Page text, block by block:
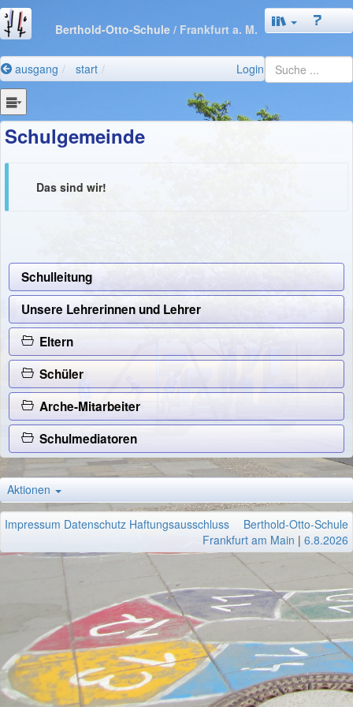
Berthold-Otto-Schule / Frankfurt a. M.
ausgang start Login
Schulgemeinde
Das sind wir!
Schulleitung
Unsere Lehrerinnen und Lehrer
Eltern
Schüler
Arche-Mitarbeiter
Schulmediatoren
Aktionen
Impressum Datenschutz Haftungsausschluss
Berthold-Otto-Schule
Frankfurt am Main | 6.8.2026